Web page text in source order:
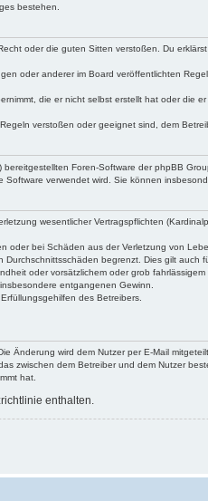
bestehen.
oder die guten Sitten verstoßen. Du
oder anderer im Board veröffentlichten
die er nicht selbst erstellt hat oder
verstoßen oder geeignet sind, dem
Foren-Software der phpBB
verwendet wird. Sie können
wesentlicher Vertragspflichten
bei Schäden aus der Verletzung von
begrenzt. Dies gilt auch
oder vorsätzlichem oder grob
entgangenen Gewinn.
des Betreibers.
Änderung wird dem Nutzer per E-Mail mitgeteilt.
zwischen dem Betreiber und dem Nutzer
hat.
enthalten.